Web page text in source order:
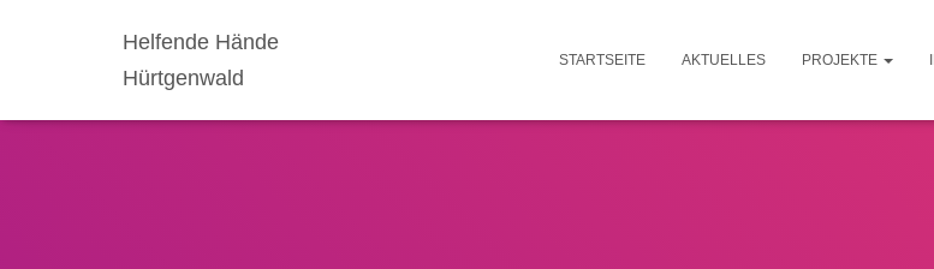
Helfende Hände
Hürtgenwald
STARTSEITE AKTUELLES PROJEKTE